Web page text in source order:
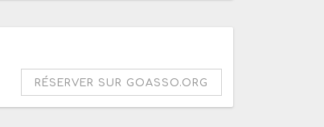
RÉSERVER SUR GOASSO.ORG